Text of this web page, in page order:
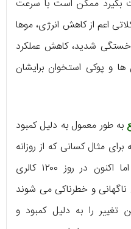
بگیرد ممکن است با سرعت
اعم از کاهش انرژی، موها
شدید، کاهش عملکرد
و پوکی استخوان برایشان
به طور معمول به دلیل کمبود
مثال کسانی که از روزانه
۳۰۰۰ کالری دریافت می کردند اما اکنون در روز ۱۲۰۰ کالری
و خطرناکی می شوند
را به دلیل کمبود و